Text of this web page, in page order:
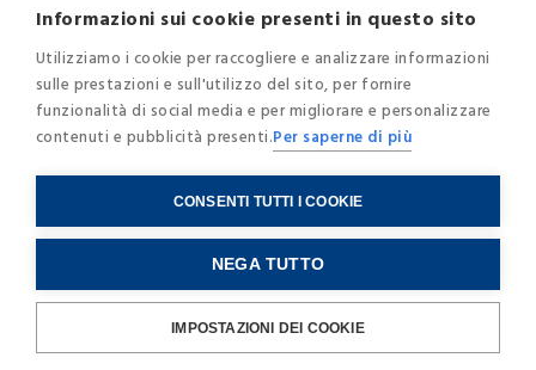
Tecnologie
Report, pubblicazioni e documenti
Eventi e conferenze
News
© 2025 - Internet Society Italia -Privacy
Policy-Credits
C.F. / P.IVA
Informazioni sui cookie presenti in questo sito
Utilizziamo i cookie per raccogliere e analizzare informazioni
sulle prestazioni e sull'utilizzo del sito, per fornire
funzionalità di social media e per migliorare e personalizzare
contenuti e pubblicità presenti.Per saperne di più
CONSENTI TUTTI I COOKIE
NEGA TUTTO
IMPOSTAZIONI DEI COOKIE